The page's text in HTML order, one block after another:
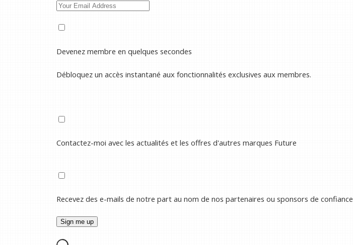
Devenez membre en quelques secondes
Débloquez un accès instantané aux fonctionnalités exclusives aux membres.
Contactez-moi avec les actualités et les offres d'autres marques Future
Recevez des e-mails de notre part au nom de nos partenaires ou sponsors de confiance